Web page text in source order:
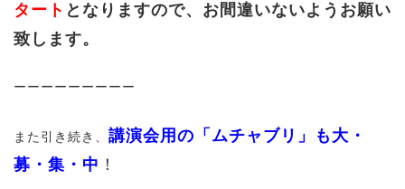
タート となりますので、お間違いないようお願い
致します。
ーーーーーーーーー
また引き続き、 講演会用の「ムチャブリ」も大・
募・集・中 ！